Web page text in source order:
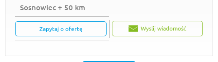
Sosnowiec + 50 km
Zapytaj o ofertę Wyslij wiadomość